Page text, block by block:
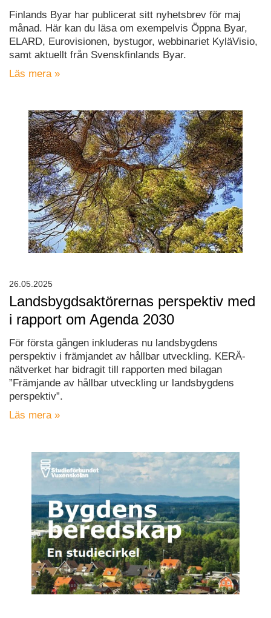
Finlands Byar har publicerat sitt nyhetsbrev för maj
månad. Här kan du läsa om exempelvis Öppna Byar,
ELARD, Eurovisionen, bystugor, webbinariet KyläVisio,
samt aktuellt från Svenskfinlands Byar.
Läs mera »
Landsbygdsaktörernas perspektiv med
i rapport om Agenda 2030
För första gången inkluderas nu landsbygdens
perspektiv i främjandet av hållbar utveckling. KERÄ-
nätverket har bidragit till rapporten med bilagan
”Främjande av hållbar utveckling ur landsbygdens
perspektiv”.
Läs mera »
26.05.2025